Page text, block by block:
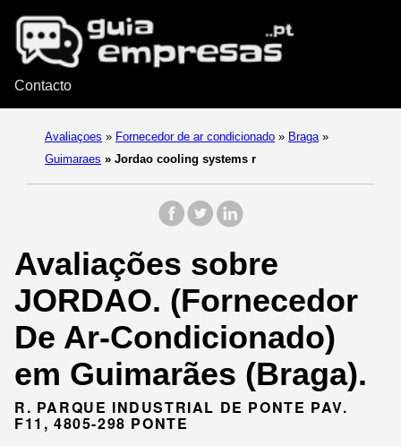
Contacto
Avaliaçoes » Fornecedor de ar condicionado » Braga »
Guimaraes » Jordao cooling systems r
Avaliações sobre
JORDAO. (Fornecedor
De Ar-Condicionado)
em Guimarães (Braga).
R. PARQUE INDUSTRIAL DE PONTE PAV.
F11, 4805-298 PONTE